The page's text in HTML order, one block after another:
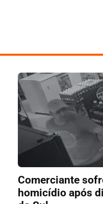
Comerciante
homicídio após